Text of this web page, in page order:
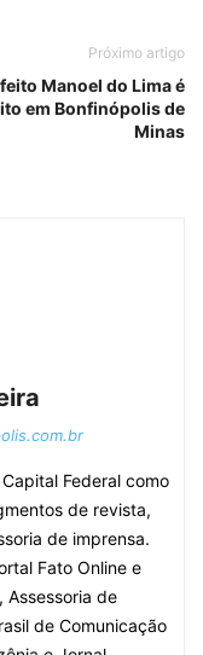
Próximo artigo
Manoel do Lima é
em Bonfinópolis de
Minas
Federal como
de revista,
de imprensa.
Fato Online e
Assessoria de
de Comunicação